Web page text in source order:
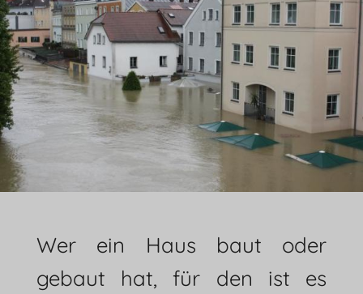
Wer ein Haus baut oder
gebaut hat, für den ist es